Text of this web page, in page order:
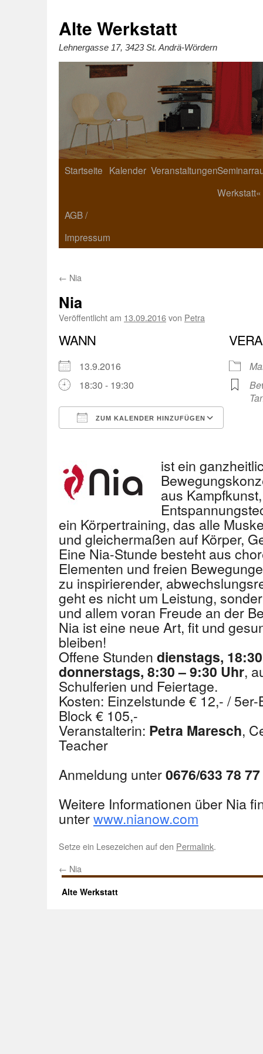
Alte Werkstatt
Lehnergasse 17, 3423 St. Andrä-Wördern
Startseite Kalender Veranstaltungen
Werkstatt«
AGB /
Impressum
← Nia
Nia
Veröffentlicht am 13.09.2016von Petra
WANN
13.9.2016
18:30 - 19:30
ZUM KALENDER HINZUFÜGEN
ist ein
aus
ein Körpertraining, das alle
und gleichermaßen auf Körper,
Eine Nia-Stunde besteht aus
Elementen und freien
zu inspirierender,
geht es nicht um Leistung,
und allem voran Freude an der
Nia ist eine neue Art, fit und
bleiben!
Offene Stunden dienstags,
donnerstags, 8:30 – 9:30 Uhr,
Schulferien und Feiertage.
Kosten: Einzelstunde € 12,- /
Block € 105,-
Veranstalterin: Petra Maresch,
Teacher
Anmeldung unter0676/633 78 77
Weitere Informationen über Nia
unterwww.nianow.com
Setze ein Lesezeichen auf den Permalink.
← Nia
Alte Werkstatt